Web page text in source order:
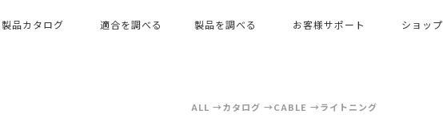
製品カタログ 適合を調べる 製品を調べる お客様サポート ショップ
ALL カタログ CABLE ライトニング